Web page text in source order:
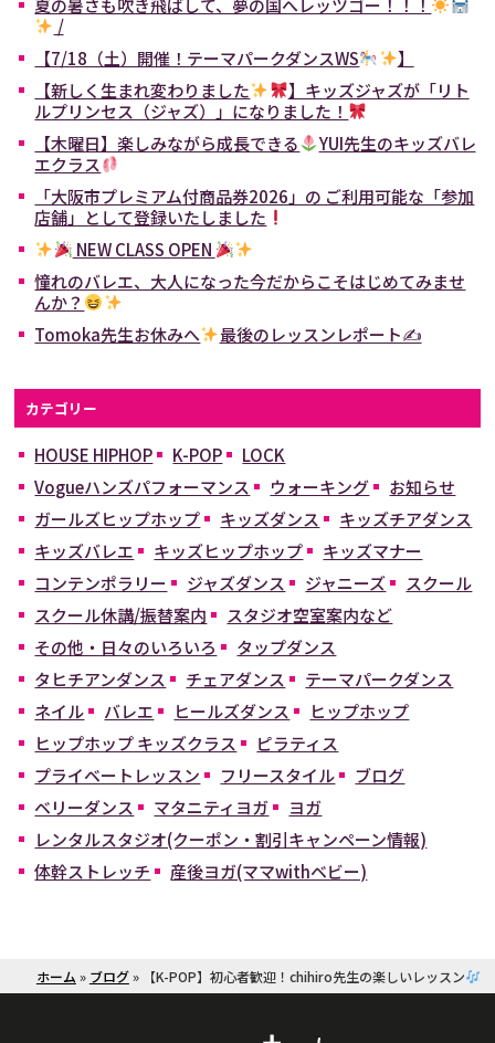
/
【7/18（土）開催！テーマパークダンスWS
】
【新しく生まれ変わりました
】キッズジャズが「リト
ルプリンセス（ジャズ）」になりました！
【木曜日】楽しみながら成長できる
YUI先生のキッズバレ
エクラス
「大阪市プレミアム付商品券2026」の ご利用可能な「参加
店舗」として登録いたしました
NEW CLASS OPEN
憧れのバレエ、大人になった今だからこそはじめてみませ
んか？
Tomoka先生お休みへ
最後のレッスンレポート✍
カテゴリー
HOUSE HIPHOP K-POP
LOCK
Vogueハンズパフォーマンス
ウォーキング
お知らせ
ガールズヒップホップ
キッズダンス
キッズチアダンス
キッズバレエ
キッズヒップホップ
キッズマナー
コンテンポラリー
ジャズダンス ジャニーズ
スクール
スクール休講/振替案内
スタジオ空室案内など
その他・日々のいろいろ
タップダンス
タヒチアンダンス
チェアダンス
テーマパークダンス
ネイル
バレエ ヒールズダンス
ヒップホップ
ヒップホップ キッズクラス
ピラティス
プライベートレッスン
フリースタイル
ブログ
ベリーダンス
マタニティヨガ
ヨガ
レンタルスタジオ(クーポン・割引キャンペーン情報)
体幹ストレッチ
産後ヨガ(ママwithベビー)
ホーム » ブログ» 【K-POP】初心者歓迎！chihiro先生の楽しいレッスン